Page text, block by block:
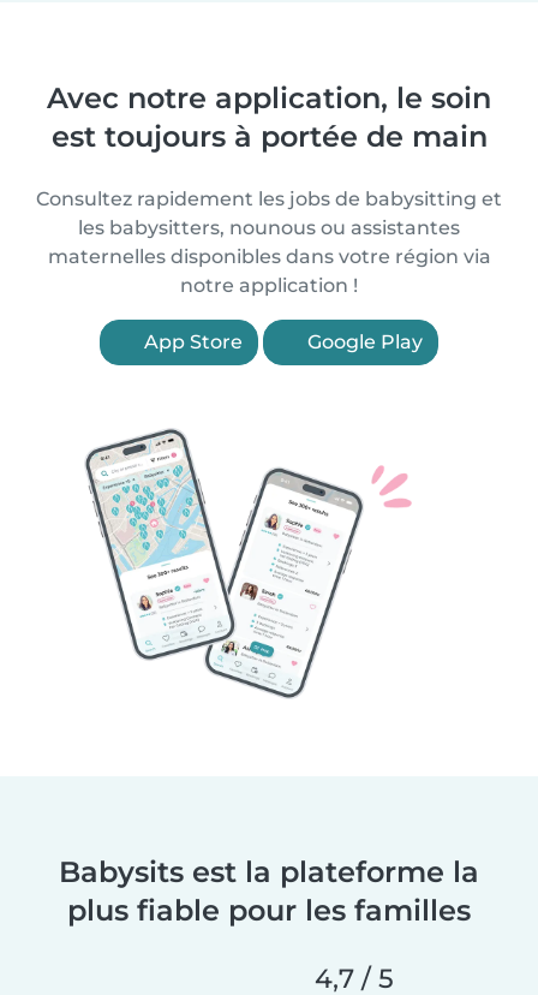
Avec notre application, le soin
est toujours à portée de main
Consultez rapidement les jobs de babysitting et
les babysitters, nounous ou assistantes
maternelles disponibles dans votre région via
notre application !
App Store Google Play
Babysits est la plateforme la
plus fiable pour les familles
4,7 / 5